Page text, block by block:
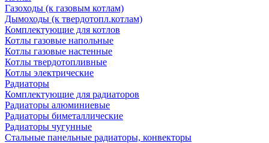
Газоходы (к газовым котлам)
Дымоходы (к твердотопл.котлам)
Комплектующие для котлов
Котлы газовые напольные
Котлы газовые настенные
Котлы твердотопливные
Котлы электрические
Радиаторы
Комплектующие для радиаторов
Радиаторы алюминиевые
Радиаторы биметаллические
Радиаторы чугунные
Стальные панельные радиаторы, конвекторы